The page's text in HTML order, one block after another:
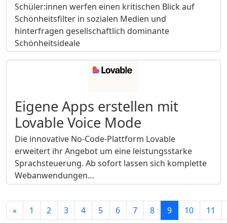
Schüler:innen werfen einen kritischen Blick auf
Schönheitsfilter in sozialen Medien und
hinterfragen gesellschaftlich dominante
Schönheitsideale
Eigene Apps erstellen mit
Lovable Voice Mode
Die innovative No-Code-Plattform Lovable
erweitert ihr Angebot um eine leistungsstarke
Sprachsteuerung. Ab sofort lassen sich komplette
Webanwendungen…
« 1 2 3 4 5 6 7 8 9 10 11